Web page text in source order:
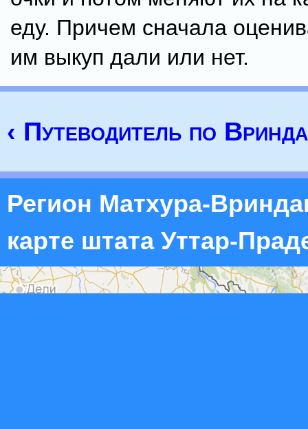
еду. Причем сначала
им выкуп дали или нет.
‹ Путеводитель по
Регион Матхура-
карте штата Уттар-